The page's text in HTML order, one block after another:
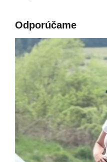
Odporúčame